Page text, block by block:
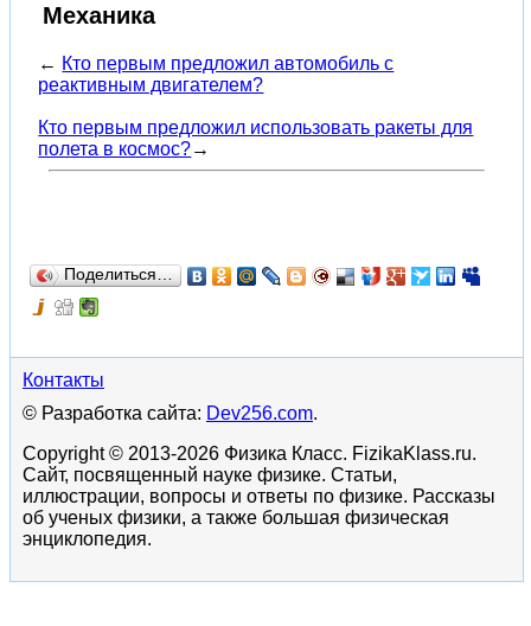
Механика
← Кто первым предложил автомобиль с
реактивным двигателем?
Кто первым предложил использовать ракеты для
полета в космос?→
Поделиться…
Контакты
© Разработка сайта: Dev256.com.
Copyright © 2013-2026 Физика Класс. FizikaKlass.ru.
Сайт, посвященный науке физике. Статьи,
иллюстрации, вопросы и ответы по физике. Рассказы
об ученых физики, а также большая физическая
энциклопедия.